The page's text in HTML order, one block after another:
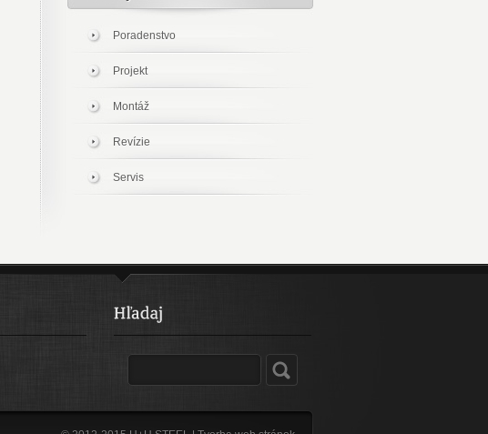
Poradenstvo
Projekt
Montáž
Revízie
Servis